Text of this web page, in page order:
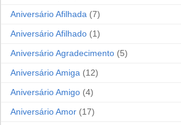
Aniversário Afilhada (7)
Aniversário Afilhado (1)
Aniversário Agradecimento (5)
Aniversário Amiga (12)
Aniversário Amigo (4)
Aniversário Amor (17)